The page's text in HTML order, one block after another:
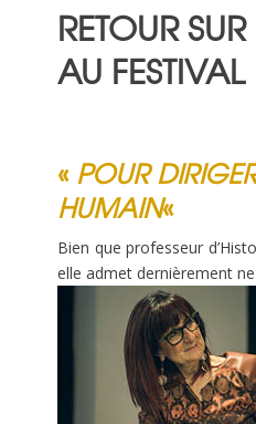
RETOUR
AU
« POUR
HUMAIN«
Bien que professeur
elle admet dernièrement ne